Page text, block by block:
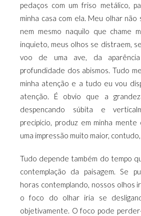
pedaços com um friso metálico,
minha casa com ela. Meu olhar não
nem mesmo naquilo que chame
inquieto, meus olhos se distraem,
voo de uma ave, da
profundidade dos abismos. Tudo
minha atenção e a tudo eu vou
atenção. É obvio que a
despencando súbita e
precipício, produz em minha
uma impressão muito maior,
Tudo depende também do tempo
contemplação da paisagem. Se
horas contemplando, nossos olhos
o foco do olhar iria se
objetivamente. O foco pode